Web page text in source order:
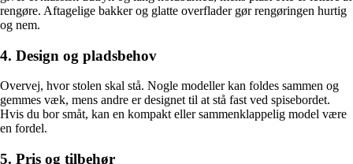
rengøre. Aftagelige bakker og glatte overflader gør rengøringen hurtig
og nem.
4. Design og pladsbehov
Overvej, hvor stolen skal stå. Nogle modeller kan foldes sammen og
gemmes væk, mens andre er designet til at stå fast ved spisebordet.
Hvis du bor småt, kan en kompakt eller sammenklappelig model være
en fordel.
5. Pris og tilbehør